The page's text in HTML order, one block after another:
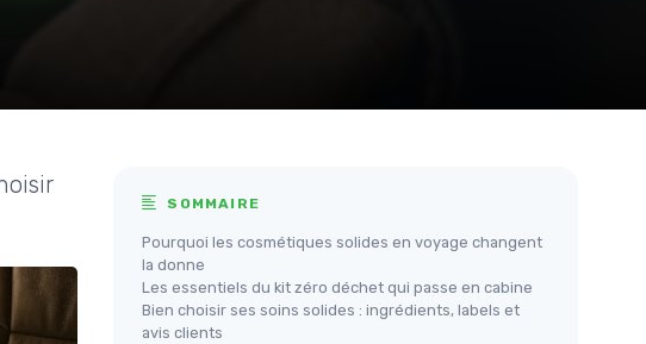
SOMMAIRE
Pourquoi les cosmétiques solides en voyage changent
la donne
Les essentiels du kit zéro déchet qui passe en cabine
Bien choisir ses soins solides : ingrédients, labels et
avis clients